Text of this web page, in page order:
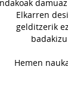
Elkarren
gelditzerik
badakizu
Hemen